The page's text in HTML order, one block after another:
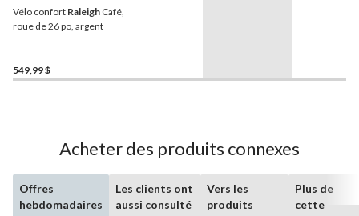
Vélo confort Raleigh Café,
roue de 26 po, argent
549,99 $
Acheter des produits connexes
Offres
hebdomadaires
Les clients ont
aussi consulté
Vers les
produits
Plus de
cette